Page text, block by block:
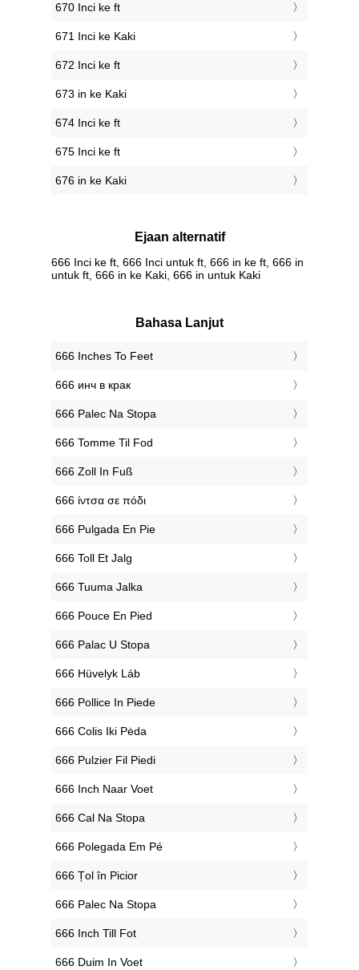
670 Inci ke ft
671 Inci ke Kaki
672 Inci ke ft
673 in ke Kaki
674 Inci ke ft
675 Inci ke ft
676 in ke Kaki
Ejaan alternatif
666 Inci ke ft, 666 Inci untuk ft, 666 in ke ft, 666 in
untuk ft, 666 in ke Kaki, 666 in untuk Kaki
Bahasa Lanjut
‎666 Inches To Feet
‎666 инч в крак
‎666 Palec Na Stopa
‎666 Tomme Til Fod
‎666 Zoll In Fuß
‎666 ίντσα σε πόδι
‎666 Pulgada En Pie
‎666 Toll Et Jalg
‎666 Tuuma Jalka
‎666 Pouce En Pied
‎666 Palac U Stopa
‎666 Hüvelyk Láb
‎666 Pollice In Piede
‎666 Colis Iki Pėda
‎666 Pulzier Fil Piedi
‎666 Inch Naar Voet
‎666 Cal Na Stopa
‎666 Polegada Em Pé
‎666 Țol în Picior
‎666 Palec Na Stopa
‎666 Inch Till Fot
‎666 Duim In Voet